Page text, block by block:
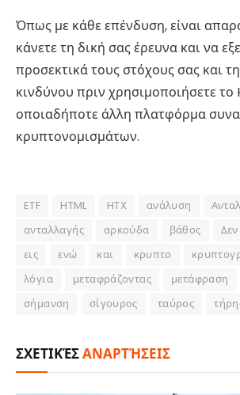
Όπως με κάθε επένδυση, είναι
κάνετε τη δική σας έρευνα και να
προσεκτικά τους στόχους σας και
κινδύνου πριν χρησιμοποιήσετε το
οποιαδήποτε άλλη πλατφόρμα
κρυπτονομισμάτων.
ETF HTML HTX ανάλυση
ανταλλαγής
αρκούδα βάθος Δεν
εις
ενώ και κρυπτο
λόγια
μεταφράζοντας μετάφραση
σήμανση
σίγουρος ταύρος
ΣΧΕΤΙΚΈΣΑΝΑΡΤΉΣΕΙΣ